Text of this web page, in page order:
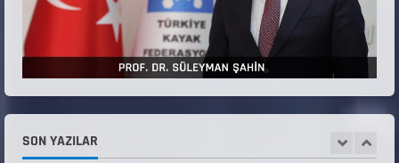
SON YAZILAR
1
Kuvvetleri Komutanlıklarına 2026 Yılı (2026-
2 Dönem) Sporcu Branşı Sözleşmeli Er
Temini Başvuruları Başlamıştır.
31 Temmuz 2026
2
ANALİG TEKERLEKLİ KAYAK TÜRKİYE
ŞAMPİYONASI